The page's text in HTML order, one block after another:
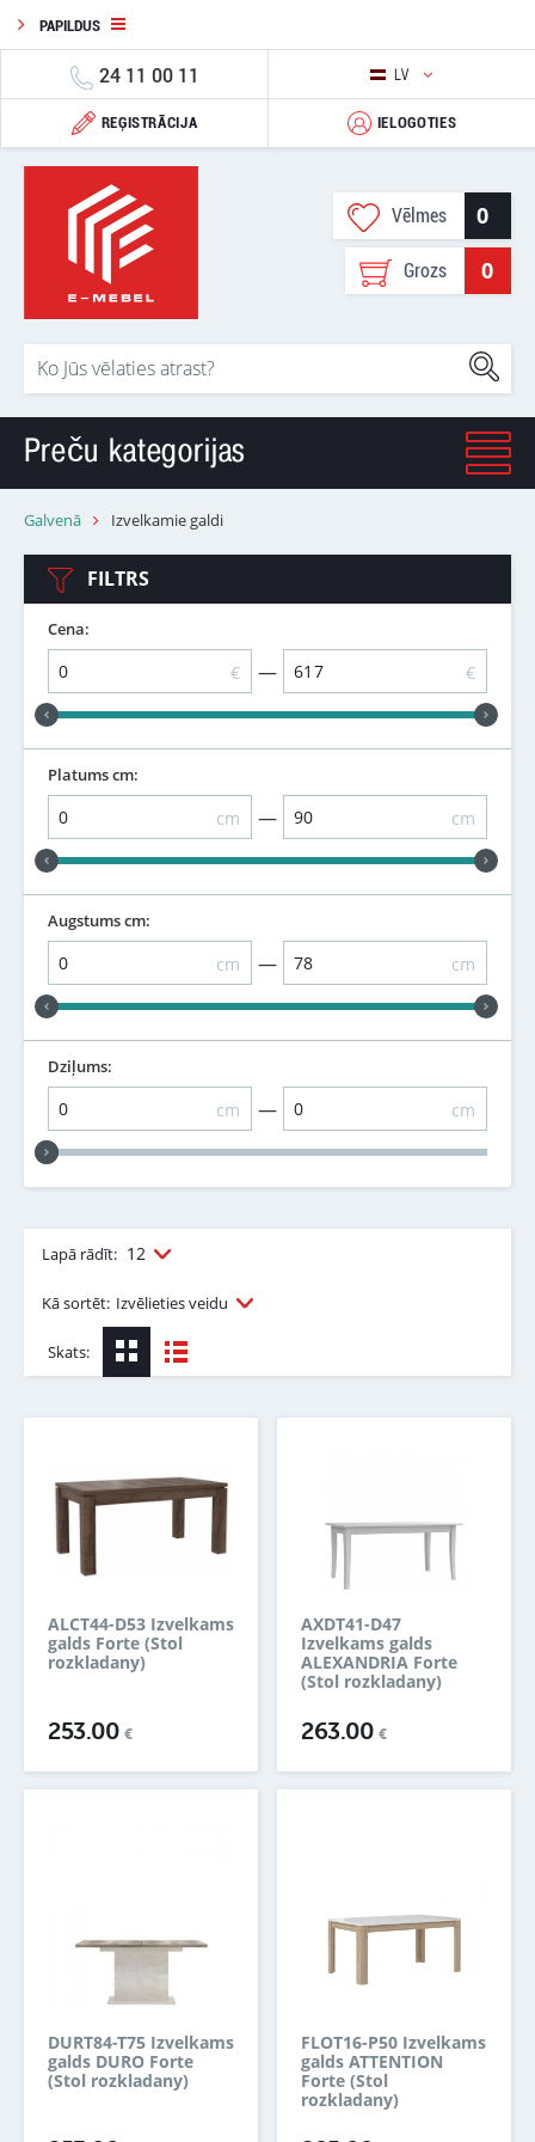
PAPILDUS
24 11 00 11 LV
REĢISTRĀCIJA IELOGOTIES
Vēlmes 0
Grozs 0
Preču kategorijas
Galvenā Izvelkamie galdi
FILTRS
Cena:
€ — €
Platums cm:
cm — cm
Augstums cm:
cm — cm
Dziļums:
cm — cm
Lapā rādīt: 12
Kā sortēt: Izvēlieties veidu
Skats:
ALCT44-D53 Izvelkams
galds Forte (Stol
rozkladany)
253.00€
AXDT41-D47
Izvelkams galds
ALEXANDRIA Forte
(Stol rozkladany)
263.00€
DURT84-T75 Izvelkams
galds DURO Forte
(Stol rozkladany)
FLOT16-P50 Izvelkams
galds ATTENTION
Forte (Stol
rozkladany)